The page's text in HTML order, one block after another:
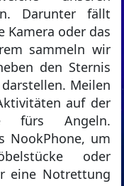
Darunter fällt
Kamera oder das
sammeln wir
den Sternis
Meilen
auf der
fürs Angeln.
NookPhone, um
oder
eine Notrettung